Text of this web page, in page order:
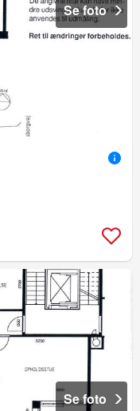
Se foto
Se foto